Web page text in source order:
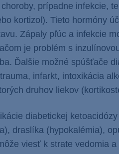
prípadne infekcie,
kortizol). Tieto hormóny
Zápaly pľúc a infekcie
je problém s
Ďalšie možné spúšťače
infarkt, intoxikácia
druhov liekov
diabetickej
draslíka (hypokalémia),
viesť k strate vedomia